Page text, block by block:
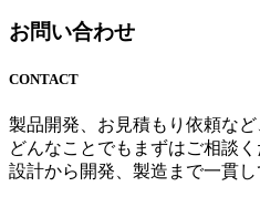
お問い合わせ
CONTACT
製品開発、お見積もり依頼など
どんなことでもまずはご相談く
設計から開発、製造まで一貫し